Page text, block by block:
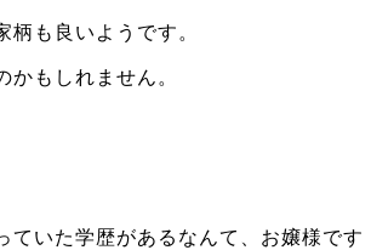
柄も良いようです。
かもしれません。
ていた学歴があるなんて、お嬢様です